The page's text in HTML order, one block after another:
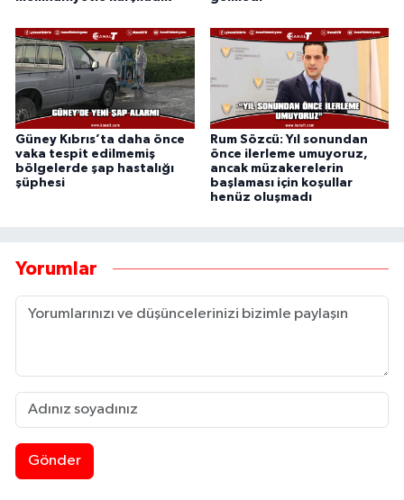
Güney Kıbrıs’ta daha önce
vaka tespit edilmemiş
bölgelerde şap hastalığı
şüphesi
Rum Sözcü: Yıl sonundan
önce ilerleme umuyoruz,
ancak müzakerelerin
başlaması için koşullar
henüz oluşmadı
Yorumlar
Gönder